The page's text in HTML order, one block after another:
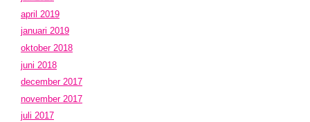
april 2019
januari 2019
oktober 2018
juni 2018
december 2017
november 2017
juli 2017